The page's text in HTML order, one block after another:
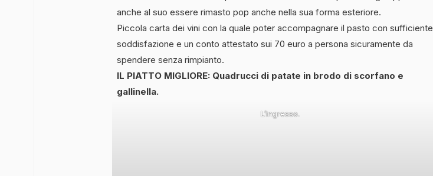
anche al suo essere rimasto pop anche nella sua forma esteriore.
Piccola carta dei vini con la quale poter accompagnare il pasto con sufficiente
soddisfazione e un conto attestato sui 70 euro a persona sicuramente da
spendere senza rimpianto.
IL PIATTO MIGLIORE: Quadrucci di patate in brodo di scorfano e
gallinella.
L’ingresso.